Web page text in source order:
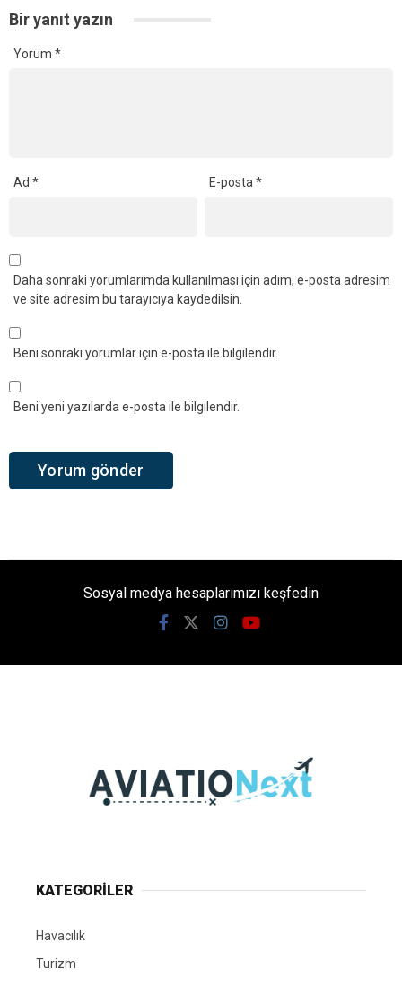
Bir yanıt yazın
Yorum *
Ad * E-posta*
Daha sonraki yorumlarımda kullanılması için adım, e-posta adresim
ve site adresim bu tarayıcıya kaydedilsin.
Beni sonraki yorumlar için e-posta ile bilgilendir.
Beni yeni yazılarda e-posta ile bilgilendir.
Sosyal medya hesaplarımızı keşfedin
KATEGORİLER
Havacılık
Turizm